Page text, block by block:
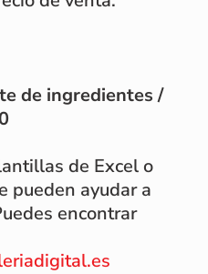
de ingredientes /
de Excel o
pueden ayudar a
encontrar